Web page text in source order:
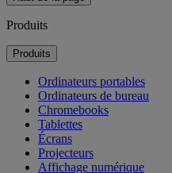
Produits
Produits
Ordinateurs portables
Ordinateurs de bureau
Chromebooks
Tablettes
Écrans
Projecteurs
Affichage numérique